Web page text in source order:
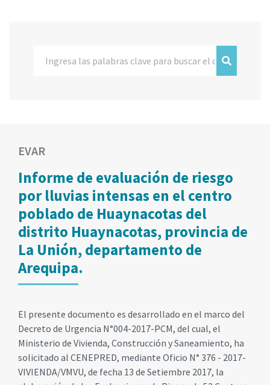
EVAR
Informe de evaluación de riesgo
por lluvias intensas en el centro
poblado de Huaynacotas del
distrito Huaynacotas, provincia de
La Unión, departamento de
Arequipa.
El presente documento es desarrollado en el marco del
Decreto de Urgencia N°004-2017-PCM, del cual, el
Ministerio de Vivienda, Construcción y Saneamiento, ha
solicitado al CENEPRED, mediante Oficio N° 376 - 2017-
VIVIENDA/VMVU, de fecha 13 de Setiembre 2017, la